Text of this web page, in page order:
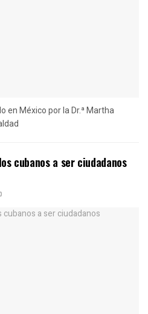
en México por la Dr.ª Martha
cubanos a ser ciudadanos
0